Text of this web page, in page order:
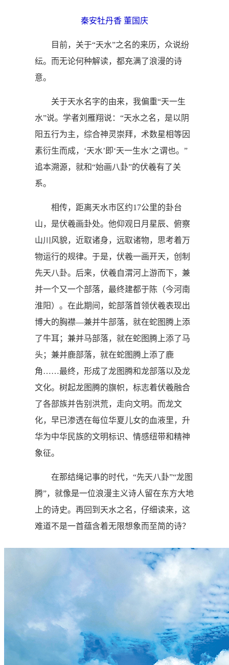
秦安牡丹香 董国庆
目前，关于“天水”之名的来历，众说纷
纭。而无论何种解读，都充满了浪漫的诗
意。
关于天水名字的由来，我偏重“天一生
水”说。学者刘雁翔说：“天水之名，是以阴
阳五行为主，综合神灵崇拜，术数星相等因
素衍生而成，‘天水’即‘天一生水’之谓也。”
追本溯源，就和“始画八卦”的伏羲有了关
系。
相传，距离天水市区约17公里的卦台
山，是伏羲画卦处。他仰观日月星辰、俯察
山川风貌，近取诸身，远取诸物，思考着万
物运行的规律。于是，伏羲一画开天，创制
先天八卦。后来，伏羲自渭河上游而下，兼
并一个又一个部落，最终建都于陈（今河南
淮阳）。在此期间，蛇部落首领伏羲表现出
博大的胸襟—兼并牛部落，就在蛇图腾上添
了牛耳；兼并马部落，就在蛇图腾上添了马
头；兼并鹿部落，就在蛇图腾上添了鹿
角……最终，形成了龙图腾和龙部落以及龙
文化。树起龙图腾的旗帜，标志着伏羲融合
了各部族并告别洪荒，走向文明。而龙文
化，早已渗透在每位华夏儿女的血液里，升
华为中华民族的文明标识、情感纽带和精神
象征。
在那结绳记事的时代，“先天八卦”“龙图
腾”，就像是一位浪漫主义诗人留在东方大地
上的诗史。再回到天水之名，仔细读来，这
难道不是一首蕴含着无限想象而至简的诗？